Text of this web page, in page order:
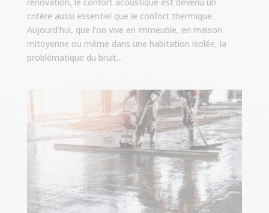
rénovation, le confort acoustique est devenu un
critère aussi essentiel que le confort thermique.
Aujourd’hui, que l’on vive en immeuble, en maison
mitoyenne ou même dans une habitation isolée, la
problématique du bruit...